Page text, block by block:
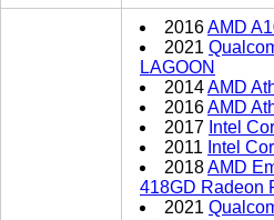
2016AMD
2021
LAGOON
2014AMD
2016AMD
2017 Intel
2011 Intel
2018AMD
418GD Radeon
2021